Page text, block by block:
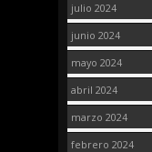
julio 2024
junio 2024
mayo 2024
abril 2024
marzo 2024
febrero 2024